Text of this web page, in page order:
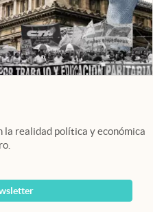
realidad política y económica